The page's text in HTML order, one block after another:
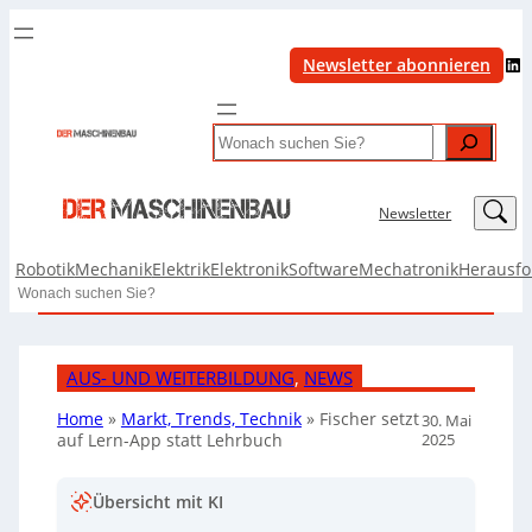
Newsletter abonnieren LinkedIn
Search
Newsletter LinkedIn
RobotikMechanikElektrikElektronikSoftwareMechatronik
Search
AUS- UND WEITERBILDUNG, NEWS
Home» Markt, Trends, Technik» Fischer setzt
auf Lern-App statt Lehrbuch
30. Mai
2025
Übersicht mit KI